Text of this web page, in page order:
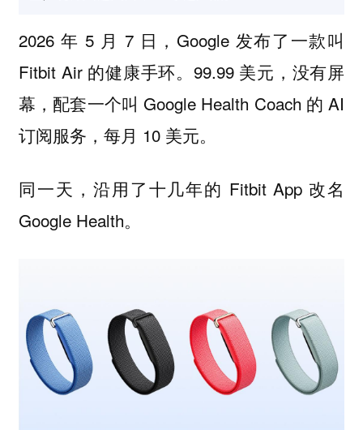
2026 年 5 月 7 日，Google 发布了一款叫
Fitbit Air 的健康手环。99.99 美元，没有屏
幕，配套一个叫 Google Health Coach 的 AI
订阅服务，每月 10 美元。
同一天，沿用了十几年的 Fitbit App 改名
Google Health。